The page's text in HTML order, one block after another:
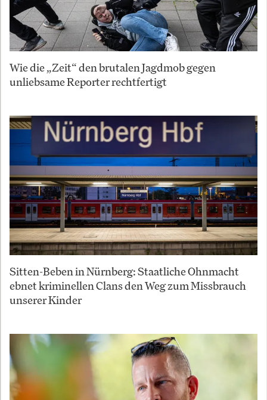
Wie die „Zeit“ den brutalen Jagdmob gegen
unliebsame Reporter rechtfertigt
Sitten-Beben in Nürnberg: Staatliche Ohnmacht
ebnet kriminellen Clans den Weg zum Missbrauch
unserer Kinder